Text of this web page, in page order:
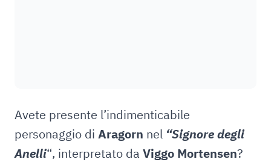
Avete presente l’indimenticabile
personaggio di Aragorn nel “Signore degli
Anelli“, interpretato da Viggo Mortensen?